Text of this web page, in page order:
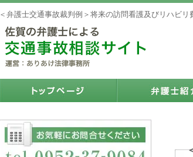
＜弁護士交通事故裁判例＞将来の訪問看護及びリハビ